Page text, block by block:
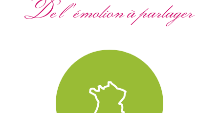
De l'émotion à partager